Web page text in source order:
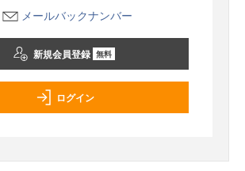
メールバックナンバー
新規会員登録 無料
ログイン